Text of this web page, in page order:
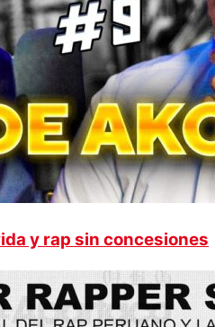
y rap sin concesiones